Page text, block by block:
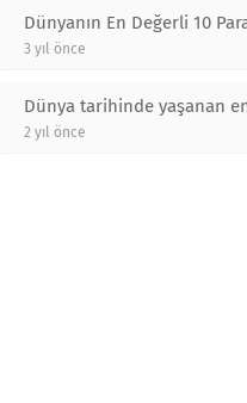
Dünyanın En Değerli 10
3 yıl önce
Dünya tarihinde yaşanan
2 yıl önce